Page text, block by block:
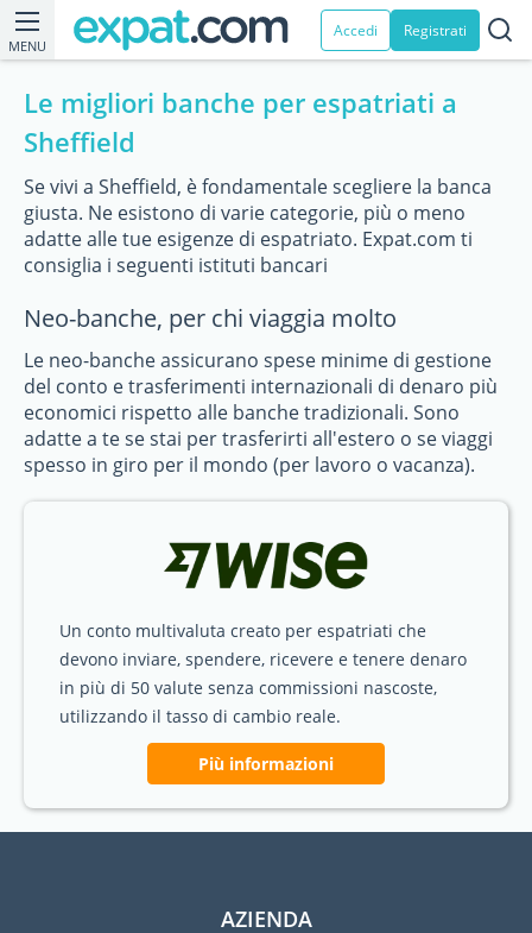
MENU
Accedi Registrati
Le migliori banche per espatriati a
Sheffield
Se vivi a Sheffield, è fondamentale scegliere la banca
giusta. Ne esistono di varie categorie, più o meno
adatte alle tue esigenze di espatriato. Expat.com ti
consiglia i seguenti istituti bancari
Neo-banche, per chi viaggia molto
Le neo-banche assicurano spese minime di gestione
del conto e trasferimenti internazionali di denaro più
economici rispetto alle banche tradizionali. Sono
adatte a te se stai per trasferirti all'estero o se viaggi
spesso in giro per il mondo (per lavoro o vacanza).
Un conto multivaluta creato per espatriati che
devono inviare, spendere, ricevere e tenere denaro
in più di 50 valute senza commissioni nascoste,
utilizzando il tasso di cambio reale.
Più informazioni
AZIENDA